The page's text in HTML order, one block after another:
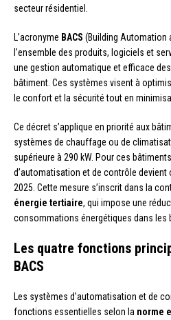
secteur résidentiel.
L’acronyme BACS (Building Automation
l’ensemble des produits, logiciels et
une gestion automatique et efficace
bâtiment. Ces systèmes visent à
le confort et la sécurité tout en
Ce décret s’applique en priorité aux
systèmes de chauffage ou de
supérieure à 290 kW. Pour ces
d’automatisation et de contrôle devient
2025. Cette mesure s’inscrit dans la
énergie tertiaire, qui impose une
consommations énergétiques dans les
Les quatre fonctions
BACS
Les systèmes d’automatisation et de
fonctions essentielles selon la norme